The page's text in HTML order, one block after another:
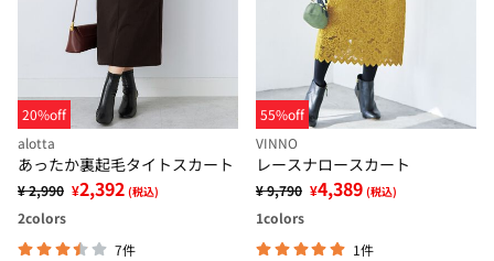
20%off
alotta
あったか裏起毛タイトスカート
¥ 2,990 ¥2,392 (税込)
2colors
7件
55%off
VINNO
レースナロースカート
¥ 9,790 ¥4,389 (税込)
1colors
1件